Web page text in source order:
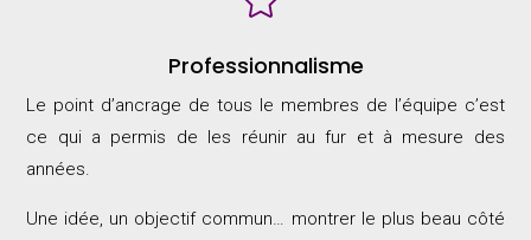
Professionnalisme
Le point d’ancrage de tous le membres de l’équipe c’est
ce qui a permis de les réunir au fur et à mesure des
années.
Une idée, un objectif commun… montrer le plus beau côté